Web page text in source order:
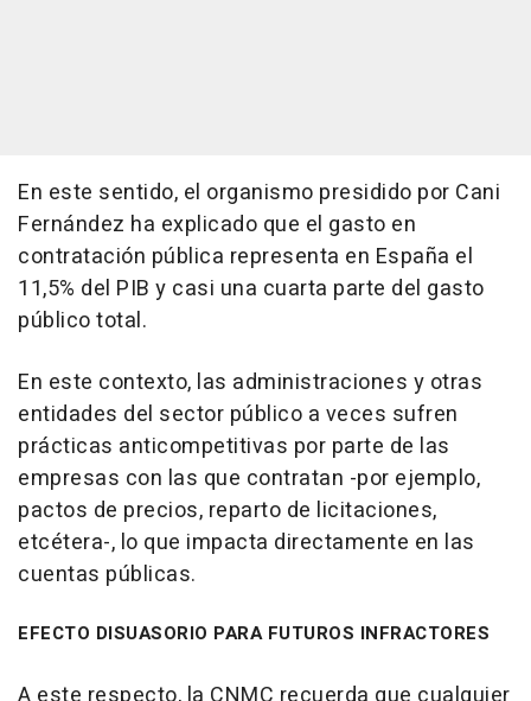
En este sentido, el organismo presidido por Cani
Fernández ha explicado que el gasto en
contratación pública representa en España el
11,5% del PIB y casi una cuarta parte del gasto
público total.
En este contexto, las administraciones y otras
entidades del sector público a veces sufren
prácticas anticompetitivas por parte de las
empresas con las que contratan -por ejemplo,
pactos de precios, reparto de licitaciones,
etcétera-, lo que impacta directamente en las
cuentas públicas.
EFECTO DISUASORIO PARA FUTUROS INFRACTORES